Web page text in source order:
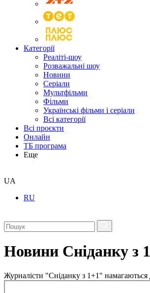
Категорії
Реаліті-шоу
Розважальні шоу
Новини
Серіали
Мультфільми
Фільми
Українські фільми і серіали
Всі категорії
Всі проєкти
Онлайн
ТБ програма
Еще
UA
RU
Новини Сніданку з
Журналісти "Сніданку з 1+1" намагаються